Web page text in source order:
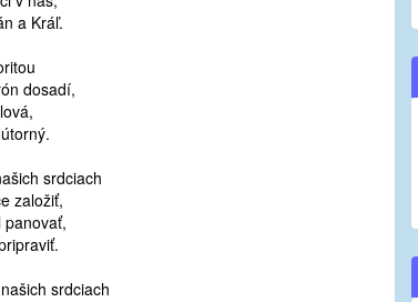
a Kráľ.
dosadí,
srdciach
založiť,
panovať,
srdciach